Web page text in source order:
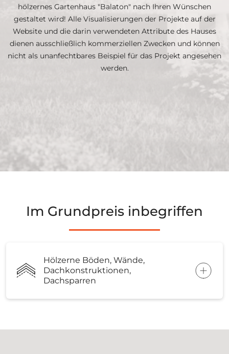
hölzernes Gartenhaus "Balaton" nach Ihren Wünschen
gestaltet wird! Alle Visualisierungen der Projekte auf der
Website und die darin verwendeten Attribute des Hauses
dienen ausschließlich kommerziellen Zwecken und können
nicht als unanfechtbares Beispiel für das Projekt angesehen
werden.
Im Grundpreis inbegriffen
Hölzerne Böden, Wände,
Dachkonstruktionen,
Dachsparren